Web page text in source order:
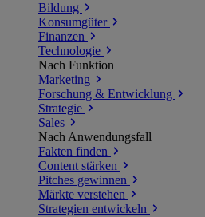
Bildung
Konsumgüter
Finanzen
Technologie
Nach Funktion
Marketing
Forschung & Entwicklung
Strategie
Sales
Nach Anwendungsfall
Fakten finden
Content stärken
Pitches gewinnen
Märkte verstehen
Strategien entwickeln